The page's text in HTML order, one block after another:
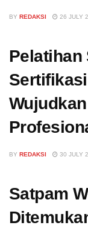
BY REDAKSI 26 JULY
Pelatihan
BY REDAKSI 30 JULY
Satpam